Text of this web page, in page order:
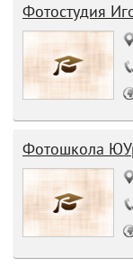
Фотостудия
Фотошкола